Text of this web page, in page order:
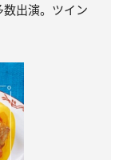
出演。ツイン